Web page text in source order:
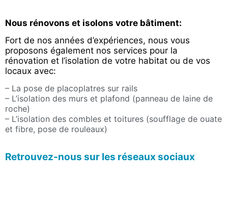
Nous rénovons et isolons votre bâtiment:
Fort de nos années d’expériences, nous vous
proposons également nos services pour la
rénovation et l’isolation de votre habitat ou de vos
locaux avec:
– La pose de placoplatres sur rails
– L’isolation des murs et plafond (panneau de laine de
roche)
– L’isolation des combles et toitures (soufflage de ouate
et fibre, pose de rouleaux)
Retrouvez-nous sur les réseaux sociaux